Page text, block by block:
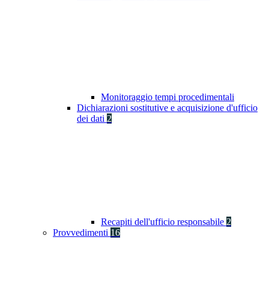
Monitoraggio tempi procedimentali
Dichiarazioni sostitutive e acquisizione d'ufficio
dei dati 2
Recapiti dell'ufficio responsabile 2
Provvedimenti 16